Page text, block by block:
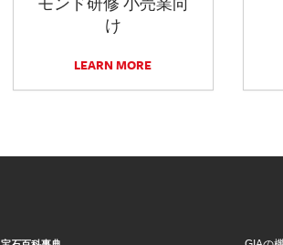
け
LEARN MORE